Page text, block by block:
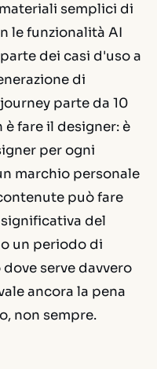
semplici di
le funzionalità AI
dei casi d'uso a
di
parte da 10
fare il designer: è
per ogni
marchio personale
può fare
del
un periodo di
serve davvero
ancora la pena
non sempre.